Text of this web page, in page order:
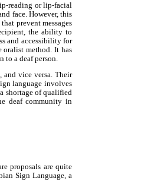
reading or lip-facial
face. However, this
prevent messages
the ability to
and accessibility for
oralist method. It has
a deaf person.
and vice versa. Their
language involves
shortage of qualified
deaf community in
proposals are quite
Sign Language, a